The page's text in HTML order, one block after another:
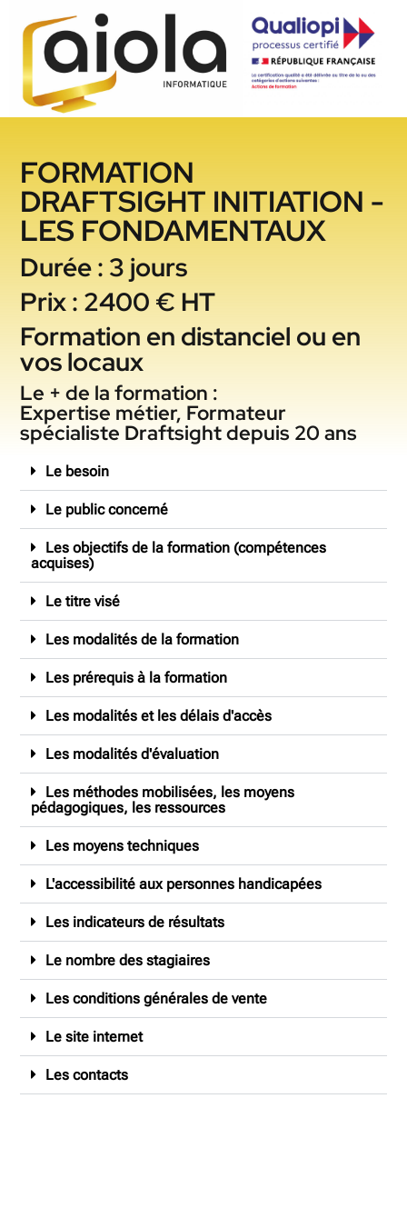
FORMATION
DRAFTSIGHT INITIATION -
LES FONDAMENTAUX
Durée : 3 jours
Prix : 2400 € HT
Formation en distanciel ou en
vos locaux
Le + de la formation :
Expertise métier, Formateur
spécialiste Draftsight depuis 20 ans
Le besoin
Le public concerné
Les objectifs de la formation (compétences
acquises)
Le titre visé
Les modalités de la formation
Les prérequis à la formation
Les modalités et les délais d'accès
Les modalités d'évaluation
Les méthodes mobilisées, les moyens
pédagogiques, les ressources
Les moyens techniques
L'accessibilité aux personnes handicapées
Les indicateurs de résultats
Le nombre des stagiaires
Les conditions générales de vente
Le site internet
Les contacts